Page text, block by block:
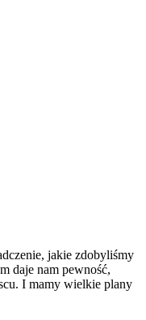
jakie zdobyliśmy
daje nam pewność,
I mamy wielkie plany